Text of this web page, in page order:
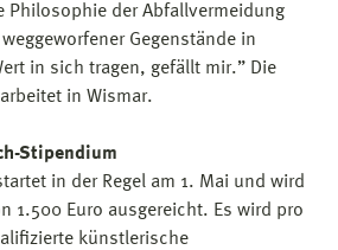
Philosophie der Abfallvermeidung
Gegenstände in
in sich tragen, gefällt mir.” Die
in Wismar.
Stipendium
in der Regel am 1. Mai und wird
1.500 Euro ausgereicht. Es wird pro
künstlerische